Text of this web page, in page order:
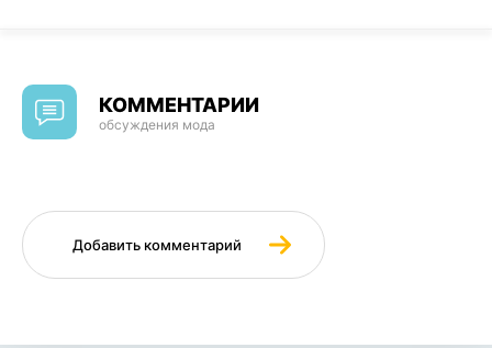
КОММЕНТАРИИ
обсуждения мода
Добавить комментарий